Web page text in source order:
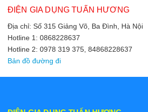
ĐIỆN GIA DỤNG TUẤN HƯƠNG
Địa chỉ: Số 315 Giảng Võ, Ba Đình, Hà Nội
Hotline 1: 0868228637
Hotline 2: 0978 319 375, 84868228637
Bản đồ đường đi